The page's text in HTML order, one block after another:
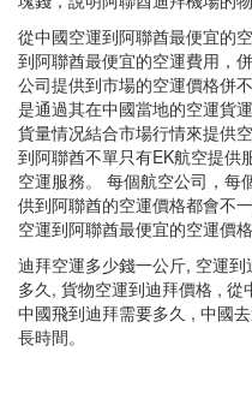
從中國空運到阿聯酋最便宜的
到阿聯酋最便宜的空運費用，
公司提供到市場的空運價格併
是通過其在中國當地的空運貨
貨量情况結合市場行情來提供
到阿聯酋不單只有EK航空提供
空運服務。 每個航空公司，每
供到阿聯酋的空運價格都會不
空運到阿聯酋最便宜的空運價格
迪拜空運多少錢一公斤, 空運
多久, 貨物空運到迪拜價格 ,
中國飛到迪拜需要多久 , 中國
長時間。